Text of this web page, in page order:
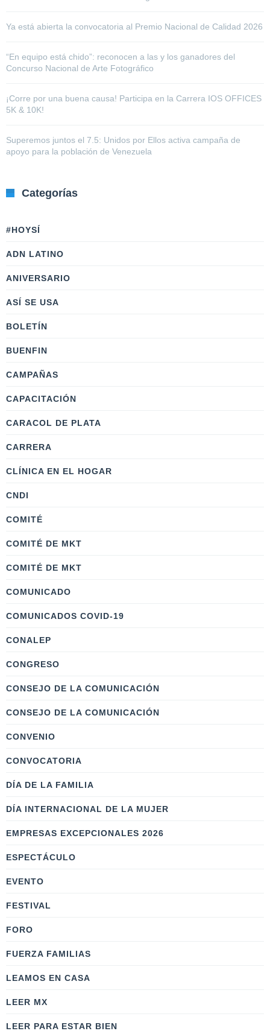
Ya está abierta la convocatoria al Premio Nacional de Calidad 2026
“En equipo está chido”: reconocen a las y los ganadores del
Concurso Nacional de Arte Fotográfico
¡Corre por una buena causa! Participa en la Carrera IOS OFFICES
5K & 10K!
Superemos juntos el 7.5: Unidos por Ellos activa campaña de
apoyo para la población de Venezuela
Categorías
#HOYSÍ
ADN LATINO
ANIVERSARIO
ASÍ SE USA
BOLETÍN
BUENFIN
CAMPAÑAS
CAPACITACIÓN
CARACOL DE PLATA
CARRERA
CLÍNICA EN EL HOGAR
CNDI
COMITÉ
COMITÉ DE MKT
COMITÉ DE MKT
COMUNICADO
COMUNICADOS COVID-19
CONALEP
CONGRESO
CONSEJO DE LA COMUNICACIÓN
CONSEJO DE LA COMUNICACIÓN
CONVENIO
CONVOCATORIA
DÍA DE LA FAMILIA
DÍA INTERNACIONAL DE LA MUJER
EMPRESAS EXCEPCIONALES 2026
ESPECTÁCULO
EVENTO
FESTIVAL
FORO
FUERZA FAMILIAS
LEAMOS EN CASA
LEER MX
LEER PARA ESTAR BIEN